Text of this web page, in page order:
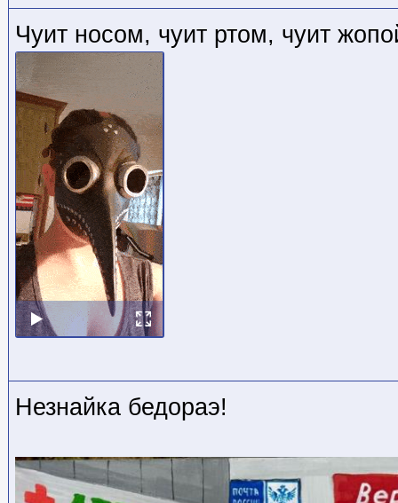
Чуит носом, чуит ртом, чуит
Незнайка бедораэ!